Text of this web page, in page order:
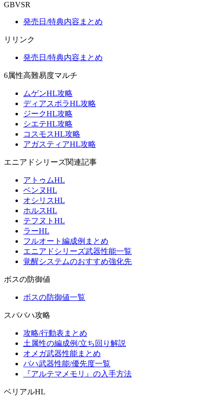
GBVSR
発売日/特典内容まとめ
リリンク
発売日/特典内容まとめ
6属性高難易度マルチ
ムゲンHL攻略
ディアスポラHL攻略
ジークHL攻略
シエテHL攻略
コスモスHL攻略
アガスティアHL攻略
エニアドシリーズ関連記事
アトゥムHL
ベンヌHL
オシリスHL
ホルスHL
テフヌトHL
ラーHL
フルオート編成例まとめ
エニアドシリーズ武器性能一覧
覚醒システムのおすすめ強化先
ボスの防御値
ボスの防御値一覧
スパバハ攻略
攻略/行動表まとめ
土属性の編成例/立ち回り解説
オメガ武器性能まとめ
バハ武器性能/優先度一覧
『アルテマメモリ』の入手方法
ベリアルHL